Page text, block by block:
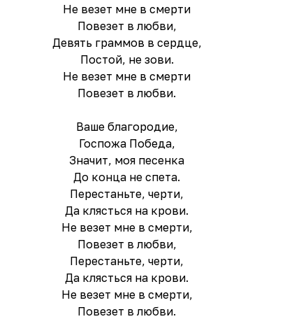
Не везет мне в смерти
Повезет в любви,
Девять граммов в сердце,
Постой, не зови.
Не везет мне в смерти
Повезет в любви.
Ваше благородие,
Госпожа Победа,
Значит, моя песенка
До конца не спета.
Перестаньте, черти,
Да клясться на крови.
Не везет мне в смерти,
Повезет в любви,
Перестаньте, черти,
Да клясться на крови.
Не везет мне в смерти,
Повезет в любви.